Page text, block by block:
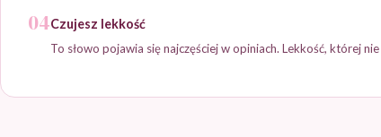
04Czujesz lekkość
To słowo pojawia się najczęściej w opiniach. Lekkość, której nie